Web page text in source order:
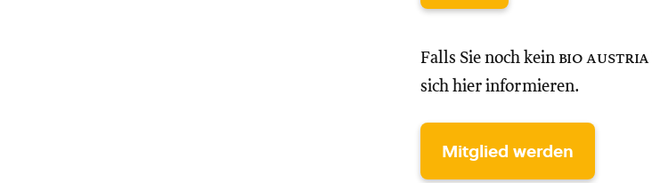
Falls Sie noch kein bio austria
sich hier informieren.
Mitglied werden